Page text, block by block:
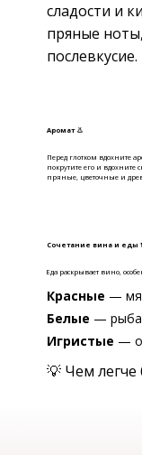
сладости и
пряные
послевкусие.
Аромат 👃
Перед глотком вдохните
покрутите его и вдохните
пряные, цветочные и
Сочетание вина и еды
Еда раскрывает вино,
Красные —
Белые —
Игристые —
💡 Чем